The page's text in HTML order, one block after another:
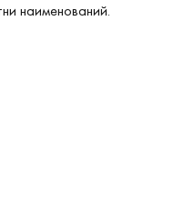
наименований.